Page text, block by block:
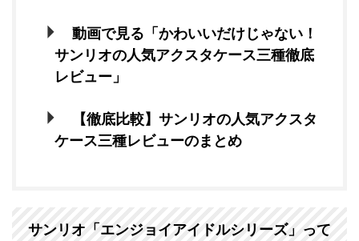
動画で見る「かわいいだけじゃない！
サンリオの人気アクスタケース三種徹底
レビュー」
【徹底比較】サンリオの人気アクスタ
ケース三種レビューのまとめ
サンリオ「エンジョイアイドルシリーズ」って